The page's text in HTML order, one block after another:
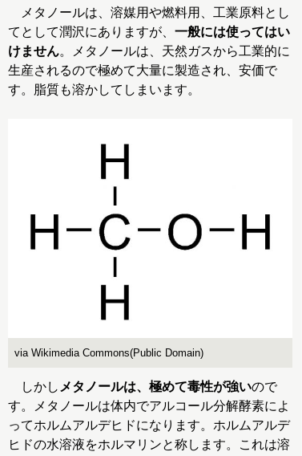
メタノールは、溶媒用や燃料用、工業原料とし
てとして潤沢にありますが、 一般には使ってはい
けません。メタノールは、天然ガスから工業的に
生産されるので極めて大量に製造され、安価で
す。脂質も溶かしてしまいます。
via Wikimedia Commons(Public Domain)
しかし メタノールは、極めて毒性が強いので
す。メタノールは体内でアルコール分解酵素によ
ってホルムアルデヒドになります。ホルムアルデ
ヒドの水溶液をホルマリンと称します。これは溶